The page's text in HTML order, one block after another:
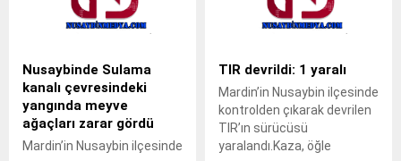
182 çağrı merkezi veya
MHRS (Merkezi Hekim
üzerinden randevu alarak
muayene olabilecek. Tap
Simulator Codes
Cumhuriyet Mahallesi’nde
meydana geldi.Akrabalarını
çocuk, pencerenin demir
korkulukları arasına kafasını
sokunca sıkışarak mahsur
kaldı. Çocuğun ağlama
sesini duyan yakınları
yardıma koştu. Durumu fark
Nusaybinde Sulama
kanalı çevresindeki
yangında meyve
ağaçları zarar gördü
Mardin’in Nusaybin ilçesinde
TIR devrildi: 1 yaralı
Mardin’in Nusaybin ilçesinde
kontrolden çıkarak devrilen
TIR’ın sürücüsü
yaralandı.Kaza, öğle